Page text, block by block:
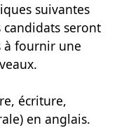
suivantes
candidats seront
à fournir une
écriture,
en anglais.